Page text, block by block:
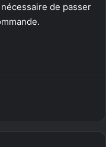
de passer